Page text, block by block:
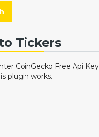
Tickers
CoinGecko Free Api Key
plugin works.